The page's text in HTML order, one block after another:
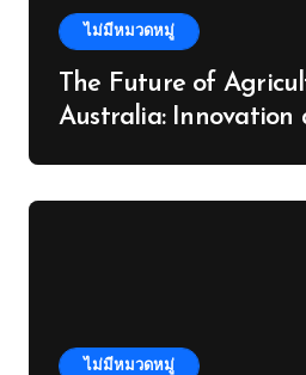
ไม่มีหมวดหมู่
The Future of
Australia: Innovation
ไม่มีหมวดหมู่